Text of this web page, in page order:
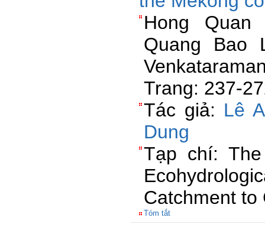
Hong Quan
Quang Bao
Trang: 237-
Tác giả: Lê
Dung
Tạp chí:
Catchment to
Tóm tắt